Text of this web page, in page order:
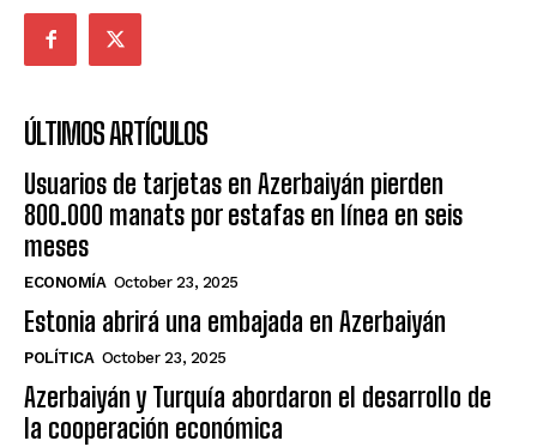
ÚLTIMOS ARTÍCULOS
Usuarios de tarjetas en Azerbaiyán pierden
800.000 manats por estafas en línea en seis
meses
ECONOMÍA October 23, 2025
Estonia abrirá una embajada en Azerbaiyán
POLÍTICA October 23, 2025
Azerbaiyán y Turquía abordaron el desarrollo de
la cooperación económica